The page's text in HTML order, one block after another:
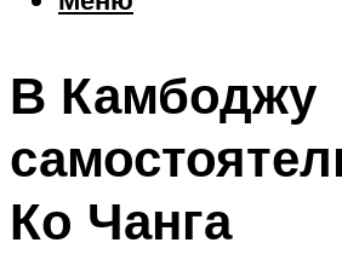
Шоппинг
Что посетить
Меню
В Камбоджу
Ко Чанга